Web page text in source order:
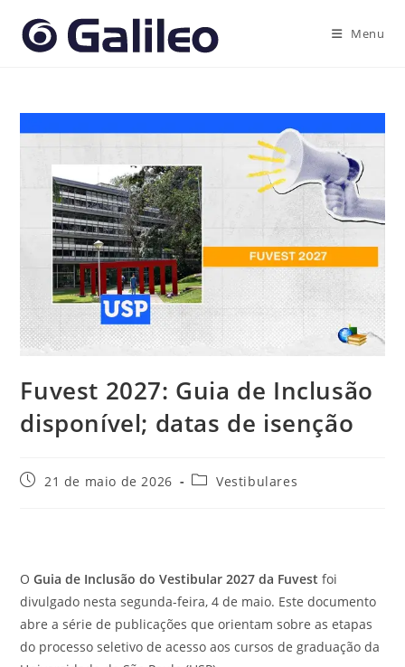
para
Menu
Fuvest 2027: Guia de Inclusão
disponível; datas de isenção
Post21 de maio de 2026
Categoria
Vestibulares
OGuia de Inclusão do Vestibular 2027 da Fuvest foi
divulgado nesta segunda-feira, 4 de maio. Este documento
abre a série de publicações que orientam sobre as etapas
do processo seletivo de acesso aos cursos de graduação da